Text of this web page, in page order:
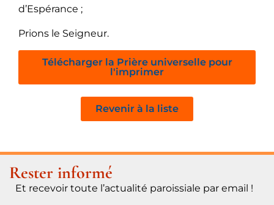
d’Espérance ;
Prions le Seigneur.
Télécharger la Prière universelle pour
l'imprimer
Revenir à la liste
Rester informé
Et recevoir toute l’actualité paroissiale par email !